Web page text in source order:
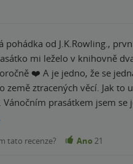
pohádka od J.K.Rowling.,
mi leželo v knihovně
❤️ A je jedno, že se
u paní Rowlingové bývá, dospělý člověk si v jejich knihách najde životní moudra a
Vánočním prasátkem jsem
všem říkala, že nechápu,
i nehmotných, jako je
tato recenze? Ano21